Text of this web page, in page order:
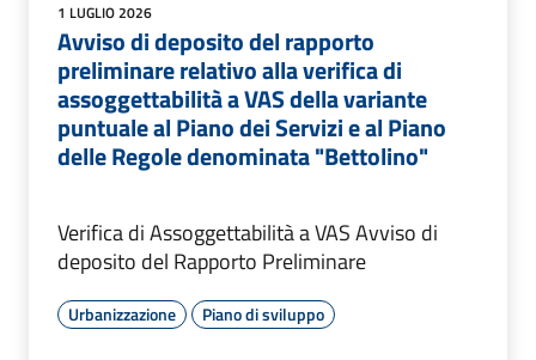
1 LUGLIO 2026
Avviso di deposito del rapporto
preliminare relativo alla verifica di
assoggettabilità a VAS della variante
puntuale al Piano dei Servizi e al Piano
delle Regole denominata "Bettolino"
Verifica di Assoggettabilità a VAS Avviso di
deposito del Rapporto Preliminare
Urbanizzazione Piano di sviluppo